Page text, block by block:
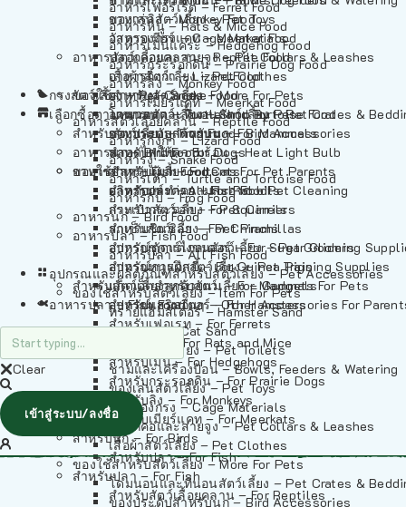
อาหารเฟอร์เร็ต – Ferret Food
อาหารหนู – Rats & Mice Food
อาหารเม่นแคระ – Hedgehog Food
อาหารกระรอกดิน – Prairie Dog Food
อาหารลิง – Monkey Food
อาหารเมียร์แคท – Meerkat Food
อาหารสัตว์เลี้อยคลาน – Reptile Food
อาหารกิ้งก่า – Lizard Food
อาหารงู – Snake Food
อาหารเต่า – Turtle and Tortoise Food
อาหารกบ – Frog Food
อาหารนก – Bird Food
อาหารปลา – Fish Food
อาหารปลา – All Fish Food
อุปกรณและผลิตภัณฑ์สำหรับสัตว์เลี้ยง – Pet Accessories
ของใช้สำหรับสัตว์เลี้ยง – Item For Pets
ทรายแฮมสเตอร์ – Hamster Sand
ทรายแมว – Cat Sand
ห้องน้ำสัตว์เลี้ยง – Pet Toilets
ชามและเครื่องป้อน – Bowls, Feeders & Watering
ของเล่นสัตว์เลี้ยง – Pet Toys
วัสดุรองกรง – Cage Materials
ปลอกคอและสายจูง – Pet Collars & Leashes
เสื้อผ้าสัตว์เลี้ยง – Pet Clothes
ของใช้สำหรับสัตว์เลี้ยง – More For Pets
โดมนอนและที่นอนสัตว์เลี้ยง – Pet Crates &
ของประดับสำหรับนก – Bird Accessories
อาหารลิง – Monkey Food
อาหารเมียร์แคท – Meerkat Food
อาหารสัตว์เลี้อยคลาน – Reptile Food
อาหารกิ้งก่า – Lizard Food
อาหารงู – Snake Food
อาหารเต่า – Turtle and Tortoise Food
อาหารกบ – Frog Food
อาหารนก – Bird Food
อาหารปลา – Fish Food
อาหารปลา – All Fish Food
ของเล่นสัตว์เลี้ยง – Pet Toys
วัสดุรองกรง – Cage Materials
ปลอกคอและสายจูง – Pet Collars & Leashes
เสื้อผ้าสัตว์เลี้ยง – Pet Clothes
ของใช้สำหรับสัตว์เลี้ยง – More For Pets
โดมนอนและที่นอนสัตว์เลี้ยง – Pet Crates &
ของประดับสำหรับนก – Bird Accessories
หลอดไฟให้ความร้อน – Heat Light Bulb
ของใช้สำหรับผู้เลี้ยง – Items For Pet Parents
ผลิตภัณฑ์ทำความสะอาด – Pet Cleaning
กระเป๋าสัตว์เลี้ยง – Pet Carriers
รถเข็นสัตว์เลี้ยง – Pet Prams
อุปกรณ์ตัดแต่งขนสัตว์เลี้ยง – Pet Grooming
อุปกรณ์การฝึกสัตว์เลี้ยง – Pet Training Supplies
แก็ดเจ็ตสำหรับสัตว์เลี้ยง – Gadgets For Pets
อุปกรณ์เสริมอื่นๆ – Other Accessories For
กรงสัตว์เลี้ยง – Pet Cages
เลือกซื้อตามหมวดสัตว์เลี้ยง – Shop By Pet
สำหรับสัตว์เลี้ยงลูกด้วยนม – For Mammals
สำหรับสุนัข – For Dogs
สำหรับแมว – For Cats
สำหรับกระต่าย – For Rabbits
สำหรับกระรอก – For Squirrels
สำหรับชินชิล่า – For Chinchillas
สำหรับชูการ์ไกลเดอร์ – For Sugar Gliders
สำหรับหนูแกสบี้ – For Guinea Pigs
สำหรับสัตว์เลี้ยงลูกด้วยนม – For Mammals
สำหรับแฮมสเตอร์ – For Hamsters
สำหรับเฟอเรท – For Ferrets
สำหรับหนู – For Rats and Mice
สำหรับเม่น – For Hedgehogs
สำหรับกระรอกดิน – For Prairie Dogs
สำหรับลิง – For Monkeys
สำหรับเมียร์แคท – For Meerkats
สำหรับนก – For Birds
สำหรับปลา – For Fish
สำหรับปลา – For Fish
สำหรับสัตว์เลื้อยคลาน – For Reptiles
อาหารปลา – Fish Food
Clear
เข้าสู่ระบบ/ลงชื่อ